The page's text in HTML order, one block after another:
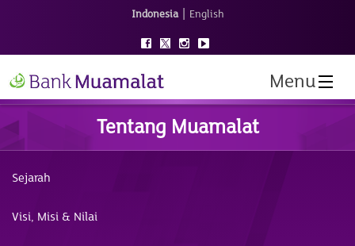
Indonesia | English
Menu
Tentang Muamalat
Sejarah
Visi, Misi & Nilai